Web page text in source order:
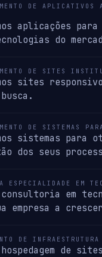
DE
aplicações
do
DE SITES
sites
DE SISTEMAS
sistemas para
dos seus
ESPECIALIDADE EM
consultoria em
empresa a
DE
hospedagem de